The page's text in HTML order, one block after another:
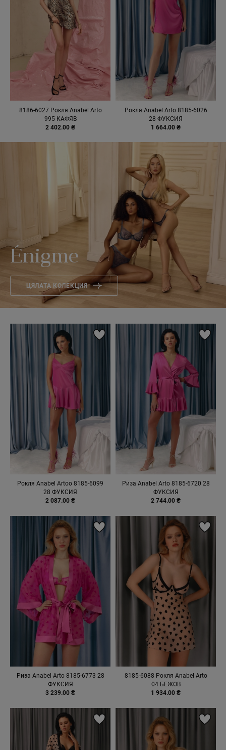
8186-6027 Рокля Anabel Arto
995 КАФЯВ
2 402.00 ₴
Рокля Anabel Arto 8185-6026
28 ФУКСИЯ
1 664.00 ₴
Énigme
ЦЯЛАТА КОЛЕКЦИЯ
Рокля Anabel Artoo 8185-6099
28 ФУКСИЯ
2 087.00 ₴
Риза Anabel Arto 8185-6720 28
ФУКСИЯ
2 744.00 ₴
Риза Anabel Arto 8185-6773 28
ФУКСИЯ
3 239.00 ₴
8185-6088 Рокля Anabel Arto
04 БЕЖОВ
1 934.00 ₴